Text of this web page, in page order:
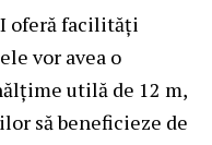
oferă facilități
vor avea o
utilă de 12 m,
să beneficieze de